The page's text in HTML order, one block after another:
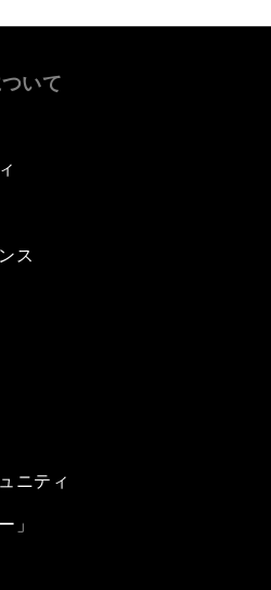
いて
ス
ニティ
」